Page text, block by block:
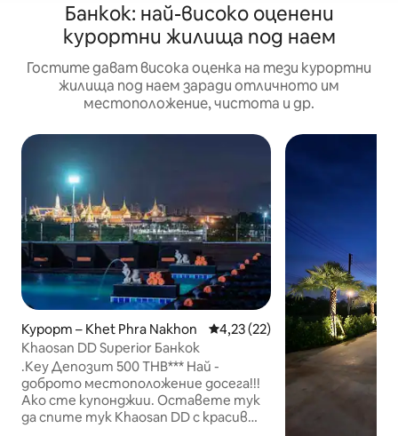
Банкок: най-високо оценени
курортни жилища под наем
Гостите дават висока оценка на тези курортни
жилища под наем заради отличното им
местоположение, чистота и др.
Курорт – Khet Phra Nakhon Средна оценка: 4,23 от 5,
4,23 (22)
Khaosan DD Superior Банкок
.Key Депозит 500 THB*** Най -
доброто местоположение досега!!!
Ако сте купонджии. Оставете тук
да спите тук Khaosan DD с красив